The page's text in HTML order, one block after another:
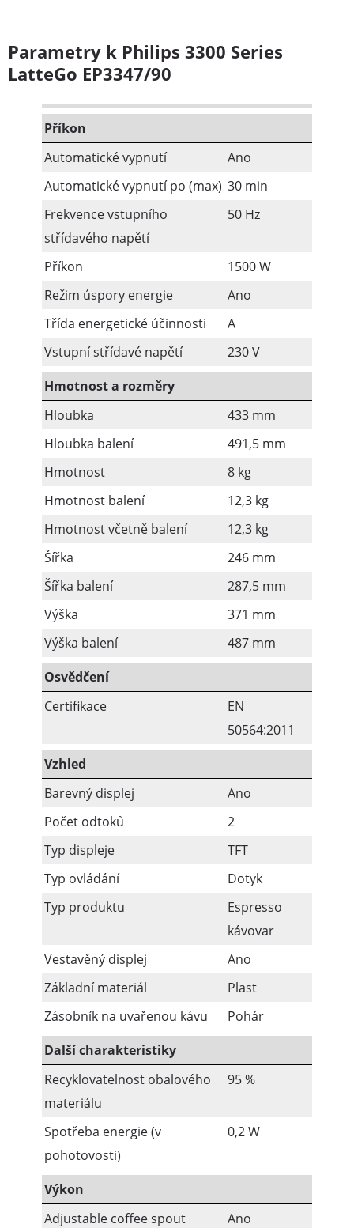
Parametry k Philips 3300 Series
LatteGo EP3347/90
Příkon
Automatické vypnutí
Ano
Automatické vypnutí po (max) 30 min
Frekvence vstupního
střídavého napětí
50 Hz
Příkon
1500 W
Režim úspory energie
Ano
Třída energetické účinnosti
A
Vstupní střídavé napětí
230 V
Hmotnost a rozměry
Hloubka
433 mm
Hloubka balení
491,5 mm
Hmotnost
8 kg
Hmotnost balení
12,3 kg
Hmotnost včetně balení
12,3 kg
Šířka
246 mm
Šířka balení
287,5 mm
Výška
371 mm
Výška balení
487 mm
Osvědčení
Certifikace
EN
50564:2011
Vzhled
Barevný displej
Ano
Počet odtoků
2
Typ displeje
TFT
Typ ovládání
Dotyk
Typ produktu
Espresso
kávovar
Vestavěný displej
Ano
Základní materiál
Plast
Zásobník na uvařenou kávu
Pohár
Další charakteristiky
Recyklovatelnost obalového
materiálu
95 %
Spotřeba energie (v
pohotovosti)
0,2 W
Výkon
Adjustable coffee spout
Ano